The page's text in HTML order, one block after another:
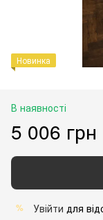
Новинка
В наявності
5 006 грн
% Увійти для